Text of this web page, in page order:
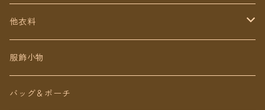
定番無地タイパンツ
チェトオリジナル
ロング丈
他衣料
トップス
ワンピース
服飾小物
バッグ＆ポーチ